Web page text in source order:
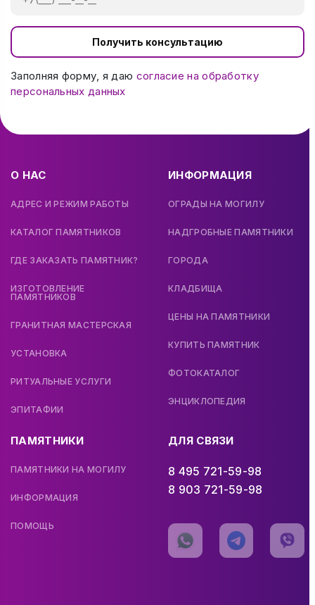
Получить консультацию
Заполняя форму, я даю согласие на обработку
персональных данных
О НАС
АДРЕС И РЕЖИМ РАБОТЫ
КАТАЛОГ ПАМЯТНИКОВ
ГДЕ ЗАКАЗАТЬ ПАМЯТНИК?
ИЗГОТОВЛЕНИЕ
ПАМЯТНИКОВ
ГРАНИТНАЯ МАСТЕРСКАЯ
УСТАНОВКА
РИТУАЛЬНЫЕ УСЛУГИ
ЭПИТАФИИ
ИНФОРМАЦИЯ
ОГРАДЫ НА МОГИЛУ
НАДГРОБНЫЕ ПАМЯТНИКИ
ГОРОДА
КЛАДБИЩА
ЦЕНЫ НА ПАМЯТНИКИ
КУПИТЬ ПАМЯТНИК
ФОТОКАТАЛОГ
ЭНЦИКЛОПЕДИЯ
ПАМЯТНИКИ
ПАМЯТНИКИ НА МОГИЛУ
ИНФОРМАЦИЯ
ПОМОЩЬ
ДЛЯ СВЯЗИ
8 495 721-59-98
8 903 721-59-98